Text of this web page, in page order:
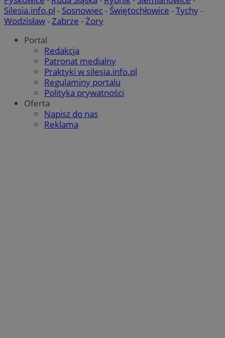
Silesia.info.pl - Sosnowiec- Świętochłowice -Tychy-
Wodzisław-Zabrze -Żory
Portal
Redakcja
Patronat medialny
Praktyki w silesia.info.pl
Regulaminy portalu
Polityka prywatności
Oferta
Napisz do nas
Reklama